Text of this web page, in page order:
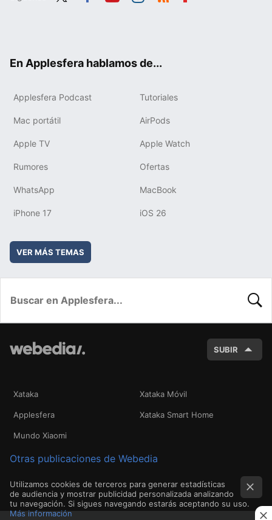
En Applesfera hablamos de...
Applesfera Podcast Tutoriales
Mac portátil AirPods
Apple TV Apple Watch
Rumores Ofertas
WhatsApp MacBook
iPhone 17 iOS 26
VER MÁS TEMAS
SUBIR
Xataka Xataka Móvil
Applesfera Xataka Smart Home
Mundo Xiaomi
Otras publicaciones de Webedia
Utilizamos cookies de terceros para generar estadísticas
de audiencia y mostrar publicidad personalizada analizando
tu navegación. Si sigues navegando estarás aceptando su uso.
Más información